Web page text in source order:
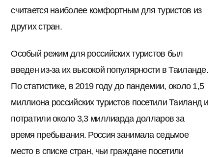
считается наиболее комфортным для туристов из
других стран.
Особый режим для российских туристов был
введен из-за их высокой популярности в Таиланде.
По статистике, в 2019 году до пандемии, около 1,5
миллиона российских туристов посетили Таиланд и
потратили около 3,3 миллиарда долларов за
время пребывания. Россия занимала седьмое
место в списке стран, чьи граждане посетили